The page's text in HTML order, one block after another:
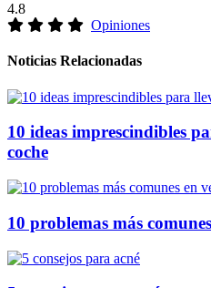
4.8
Opiniones
Noticias Relacionadas
10 ideas imprescindibles
coche
10 problemas más